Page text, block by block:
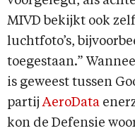
MIVD bekijkt ook
luchtfoto’s,
toegestaan.”
is geweest tussen
partijAeroData
kon de Defensie